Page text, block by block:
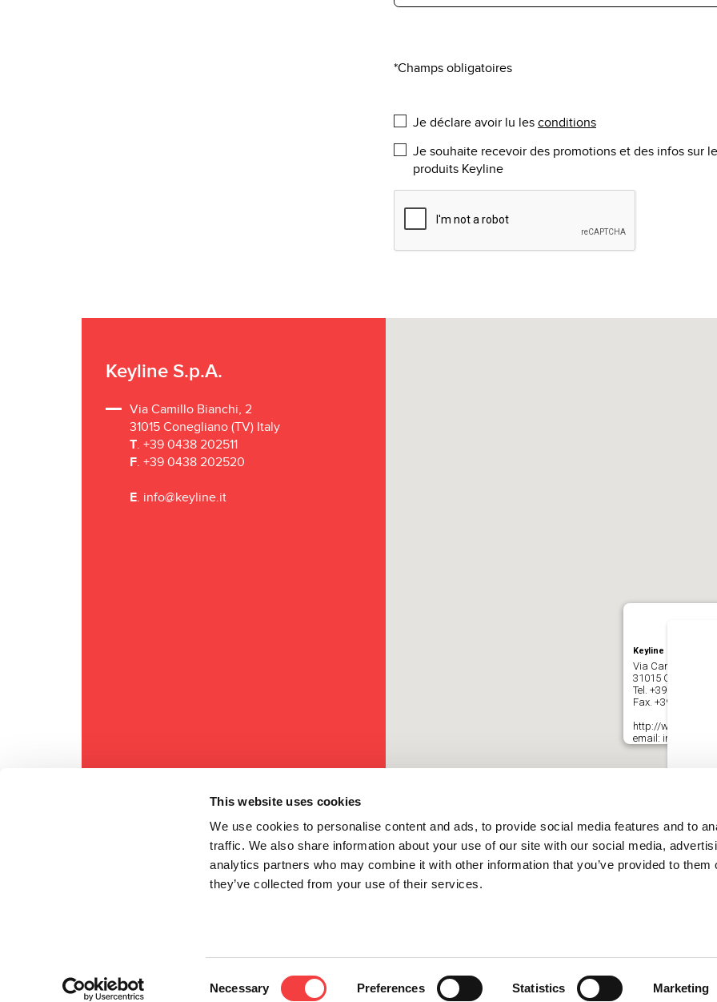
This website uses cookies
We use cookies to personalise content and ads, to provide social media features and to
traffic. We also share information about your use of our site with our social media,
analytics partners who may combine it with other information that you’ve provided to them
they’ve collected from your use of their services.
Necessary Preferences Statistics Marketing
*Champs obligatoires
Je déclare avoir lu les conditions
Je souhaite recevoir des promotions et des infos sur
produits Keyline
Keyline S.p.A.
Via Camillo Bianchi, 2
31015 Conegliano (TV) Italy
T. +39 0438 202511
F. +39 0438 202520
E. info@keyline.it
Keyline S.p.a.
Via Camillo
31015 Conegliano
Tel. +39 0438
Fax. +39 0438
http://
email: